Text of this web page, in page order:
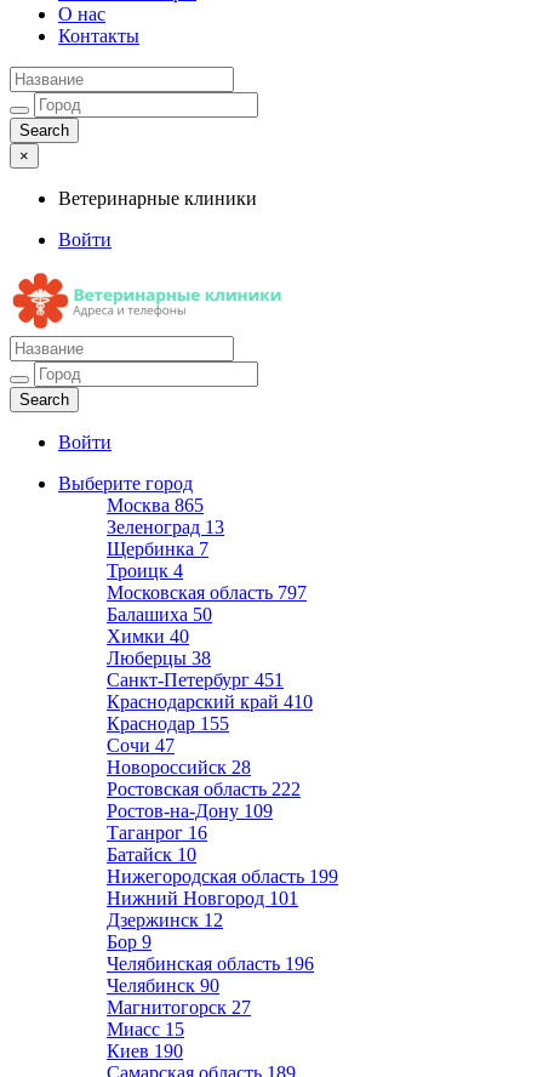
О нас
Контакты
×
Ветеринарные клиники
Войти
Ветеринарные клиники
Адреса и телефоны
Войти
Выберите город
Москва 865
Зеленоград 13
Щербинка 7
Троицк 4
Московская область 797
Балашиха 50
Химки 40
Люберцы 38
Санкт-Петербург 451
Краснодарский край 410
Краснодар 155
Сочи 47
Новороссийск 28
Ростовская область 222
Ростов-на-Дону 109
Таганрог 16
Батайск 10
Нижегородская область 199
Нижний Новгород 101
Дзержинск 12
Бор 9
Челябинская область 196
Челябинск 90
Магнитогорск 27
Миасс 15
Киев 190
Самарская область 189